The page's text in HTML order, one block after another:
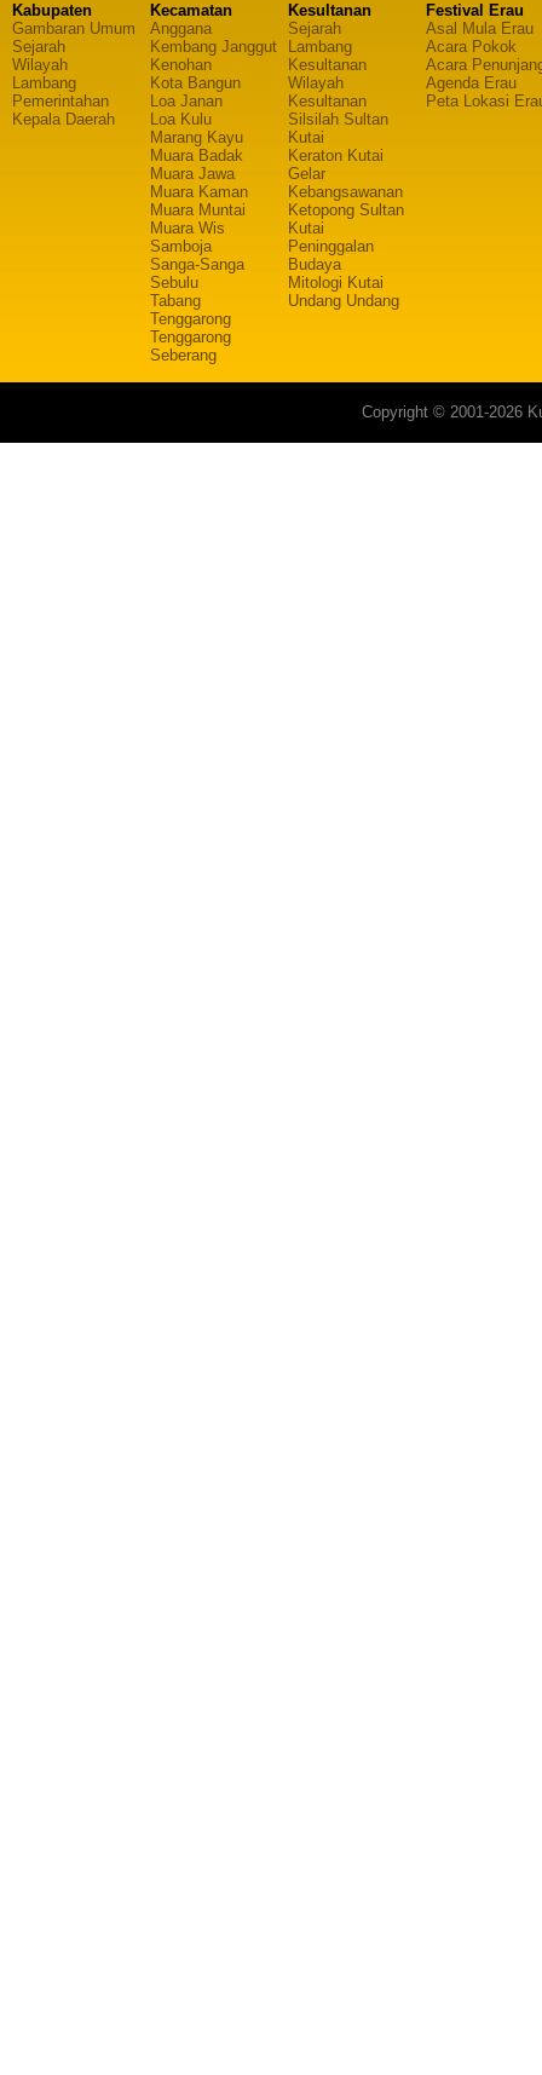
Kabupaten
Gambaran Umum
Sejarah
Wilayah
Lambang
Pemerintahan
Kepala Daerah
Kecamatan
Anggana
Kembang Janggut
Kenohan
Kota Bangun
Loa Janan
Loa Kulu
Marang Kayu
Muara Badak
Muara Jawa
Muara Kaman
Muara Muntai
Muara Wis
Samboja
Sanga-Sanga
Sebulu
Tabang
Tenggarong
Tenggarong
Seberang
Kesultanan
Sejarah
Lambang
Kesultanan
Wilayah
Kesultanan
Silsilah Sultan
Kutai
Keraton Kutai
Gelar
Kebangsawanan
Ketopong Sultan
Kutai
Peninggalan
Budaya
Mitologi Kutai
Undang Undang
Festival Erau
Asal Mula Erau
Acara Pokok
Acara
Agenda Erau
Peta Lokasi
Copyright © 2001-2026